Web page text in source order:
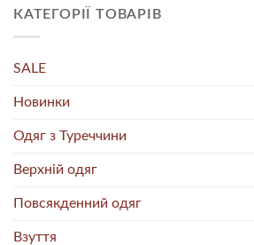
КАТЕГОРІЇ ТОВАРІВ
SALE
Новинки
Одяг з Туреччини
Верхній одяг
Повсякденний одяг
Взуття